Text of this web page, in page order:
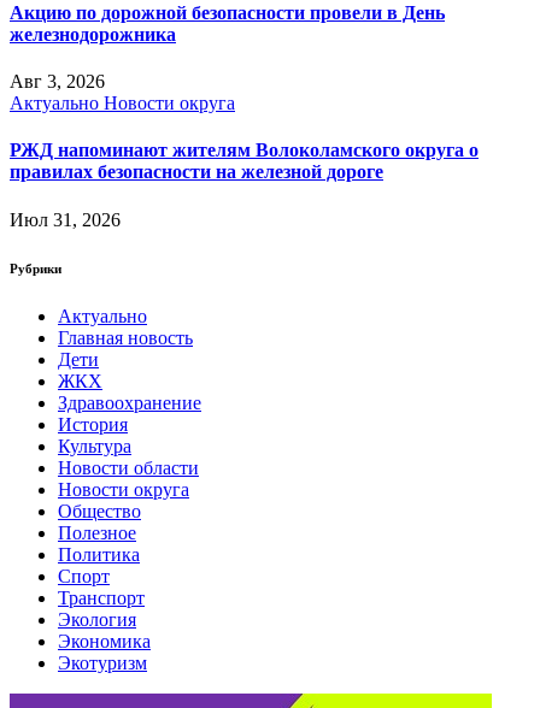
Акцию по дорожной безопасности провели в День
железнодорожника
Авг 3, 2026
Актуально Новости округа
РЖД напоминают жителям Волоколамского округа о
правилах безопасности на железной дороге
Июл 31, 2026
Рубрики
Актуально
Главная новость
Дети
ЖКХ
Здравоохранение
История
Культура
Новости области
Новости округа
Общество
Полезное
Политика
Спорт
Транспорт
Экология
Экономика
Экотуризм